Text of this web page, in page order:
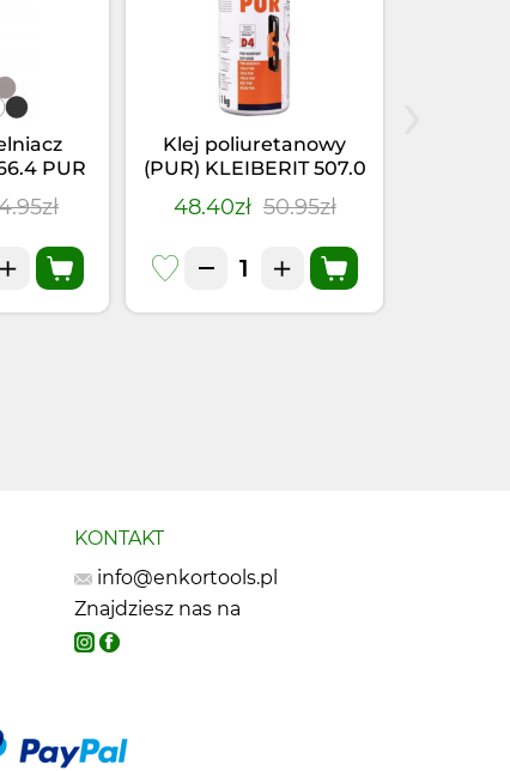
PUR
Klej poliuretanowy
(PUR) KLEIBERIT 507.0
(1kg)
48.40zł 50.95zł
KONTAKT
info@enkortools.pl
Znajdziesz nas na